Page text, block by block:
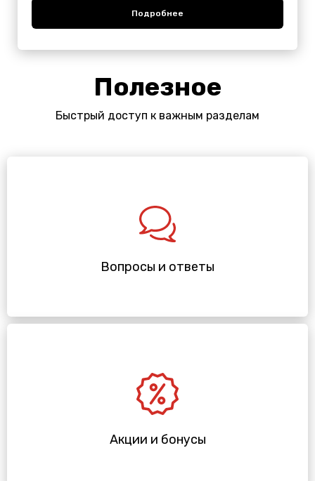
Подробнее
Полезное
Быстрый доступ к важным разделам
Вопросы и ответы
Акции и бонусы